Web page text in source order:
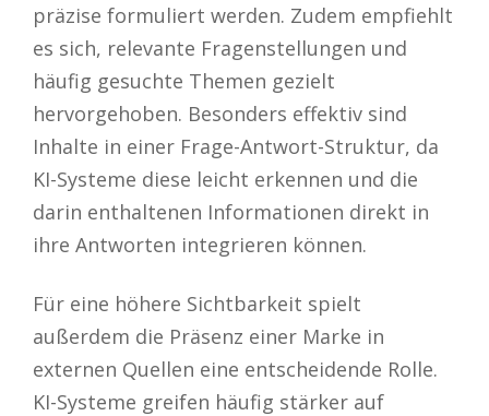
präzise formuliert werden. Zudem empfiehlt
es sich, relevante Fragenstellungen und
häufig gesuchte Themen gezielt
hervorgehoben. Besonders effektiv sind
Inhalte in einer Frage-Antwort-Struktur, da
KI-Systeme diese leicht erkennen und die
darin enthaltenen Informationen direkt in
ihre Antworten integrieren können.
Für eine höhere Sichtbarkeit spielt
außerdem die Präsenz einer Marke in
externen Quellen eine entscheidende Rolle.
KI-Systeme greifen häufig stärker auf